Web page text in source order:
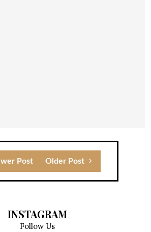
Post Older Post
INSTAGRAM
Follow Us